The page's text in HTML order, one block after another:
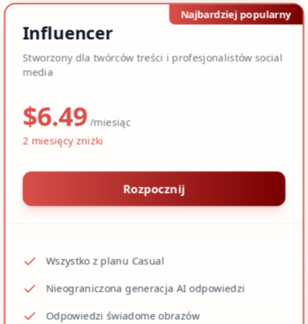
Najbardziej popularny
Influencer
Stworzony dla twórców treści i profesjonalistów social
media
$6.49 /miesiąc
2 miesięcy zniżki
Rozpocznij
Wszystko z planu Casual
Nieograniczona generacja AI odpowiedzi
Odpowiedzi świadome obrazów